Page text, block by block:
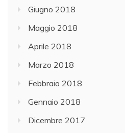
Giugno 2018
Maggio 2018
Aprile 2018
Marzo 2018
Febbraio 2018
Gennaio 2018
Dicembre 2017